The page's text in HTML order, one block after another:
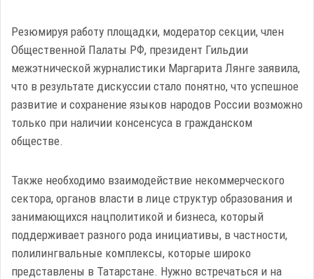
Резюмируя работу площадки, модератор секции, член
Общественной Палаты РФ, президент Гильдии
межэтнической журналистики Маргарита Лянге заявила,
что в результате дискуссии стало понятно, что успешное
развитие и сохранение языков народов России возможно
только при наличии консенсуса в гражданском
обществе.
Также необходимо взаимодействие некоммерческого
сектора, органов власти в лице структур образования и
занимающихся нацполитикой и бизнеса, который
поддерживает разного рода инициативы, в частности,
полилингвальные комплексы, которые широко
представлены в Татарстане. Нужно встречаться и на